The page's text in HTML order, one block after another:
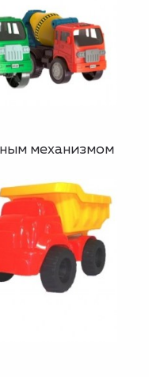
механизмом